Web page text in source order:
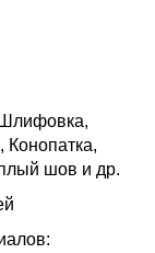
Конопатка,
шов и др.